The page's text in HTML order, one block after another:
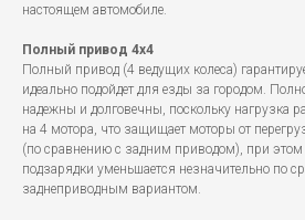
настоящем автомобиле.
Полный привод 4x4
Полный привод (4 ведущих колеса)
идеально подойдет для езды за городом.
надежны и долговечны, поскольку нагрузка
на 4 мотора, что защищает моторы от
(по сравнению с задним приводом), при
подзарядки уменьшается незначительно по
заднеприводным вариантом.